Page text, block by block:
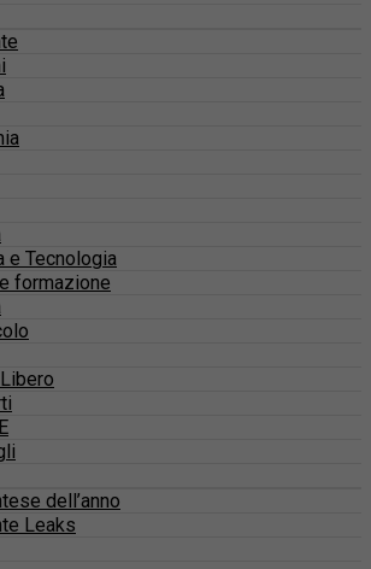
e Tecnologia
formazione
dell’anno
Leaks